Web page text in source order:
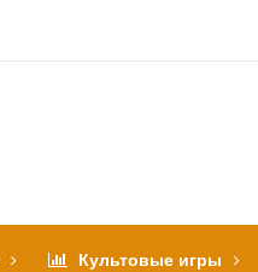
Культовые игры